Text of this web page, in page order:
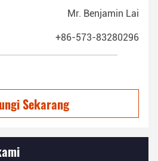
Mr. Benjamin Lai
+86-573-83280296
Sekarang